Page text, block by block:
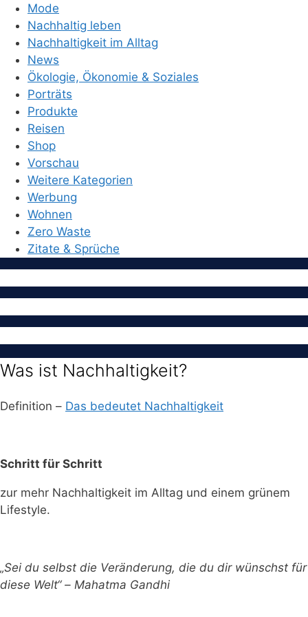
Mode
Nachhaltig leben
Nachhaltigkeit im Alltag
News
Ökologie, Ökonomie & Soziales
Porträts
Produkte
Reisen
Shop
Vorschau
Weitere Kategorien
Werbung
Wohnen
Zero Waste
Zitate & Sprüche
Was ist Nachhaltigkeit?
Definition – Das bedeutet Nachhaltigkeit
Schritt für Schritt
zur mehr Nachhaltigkeit im Alltag und einem grünem
Lifestyle.
„Sei du selbst die Veränderung, die du dir wünschst für
diese Welt“ – Mahatma Gandhi